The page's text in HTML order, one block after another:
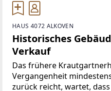
HAUS 4072 ALKOVEN
Historisches
Verkauf
Das frühere
Vergangenheit
zurück reicht, wartet,